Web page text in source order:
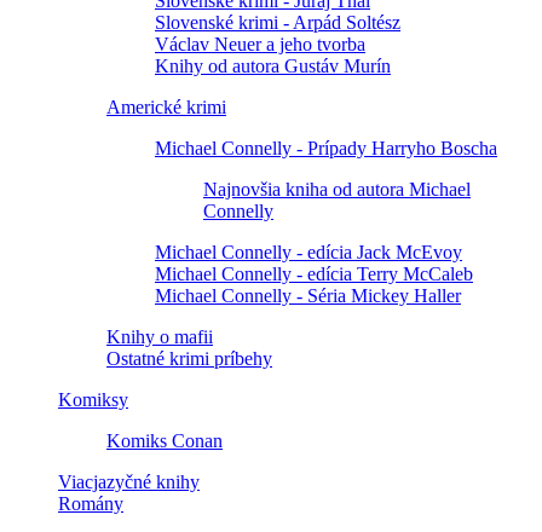
Slovenské krimi - Arpád Soltész
Václav Neuer a jeho tvorba
Knihy od autora Gustáv Murín
Americké krimi
Michael Connelly - Prípady Harryho Boscha
Najnovšia kniha od autora Michael
Connelly
Michael Connelly - edícia Jack McEvoy
Michael Connelly - edícia Terry McCaleb
Michael Connelly - Séria Mickey Haller
Knihy o mafii
Ostatné krimi príbehy
Komiksy
Komiks Conan
Viacjazyčné knihy
Romány